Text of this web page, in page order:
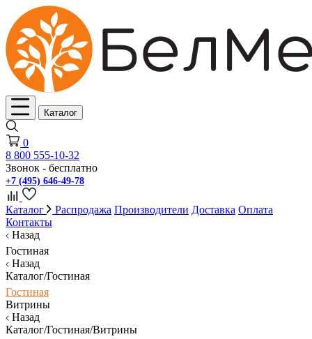
Каталог
0
8 800 555-10-32
Звонок - бесплатно
+7 (495) 646-49-78
Каталог Распродажа Производители Доставка Оплата
Контакты
Назад
Гостиная
Назад
Каталог/Гостиная
Гостиная
Витрины
Назад
Каталог/Гостиная/Витрины